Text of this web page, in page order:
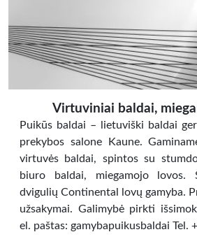
Virtuviniai baldai,
Puikūs baldai – lietuviški baldai
prekybos salone Kaune.
virtuvės baldai, spintos su
biuro baldai, miegamojo lovos.
dvigulių Continental lovų gamyba.
užsakymai. Galimybė pirkti
el. paštas: gamybapuikusbaldai Tel.